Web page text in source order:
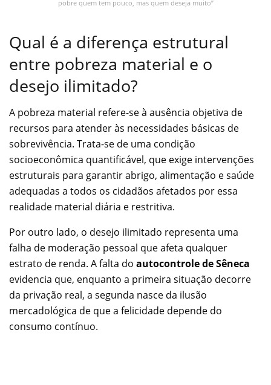
pobre quem tem pouco, mas quem deseja muito”
Qual é a diferença estrutural
entre pobreza material e o
desejo ilimitado?
A pobreza material refere-se à ausência objetiva de
recursos para atender às necessidades básicas de
sobrevivência. Trata-se de uma condição
socioeconômica quantificável, que exige intervenções
estruturais para garantir abrigo, alimentação e saúde
adequadas a todos os cidadãos afetados por essa
realidade material diária e restritiva.
Por outro lado, o desejo ilimitado representa uma
falha de moderação pessoal que afeta qualquer
estrato de renda. A falta do autocontrole de Sêneca
evidencia que, enquanto a primeira situação decorre
da privação real, a segunda nasce da ilusão
mercadológica de que a felicidade depende do
consumo contínuo.